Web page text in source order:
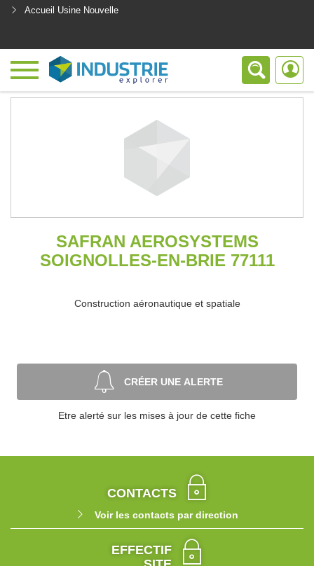
Accueil Usine Nouvelle
SAFRAN AEROSYSTEMS
SOIGNOLLES-EN-BRIE 77111
Construction aéronautique et spatiale
CRÉER UNE ALERTE
Etre alerté sur les mises à jour de cette fiche
CONTACTS
Voir les contacts par direction
EFFECTIF